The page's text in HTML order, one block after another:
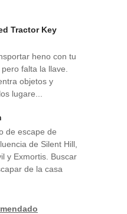
Tractor Key
heno con tu
falta la llave.
objetos y
lugare...
de escape de
de Silent Hill,
y Exmortis. Buscar
de la casa